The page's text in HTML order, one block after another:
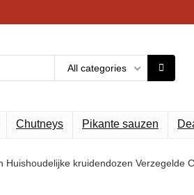
All categories
Chutneys Pikante sauzen
kruidendozen Verzegelde